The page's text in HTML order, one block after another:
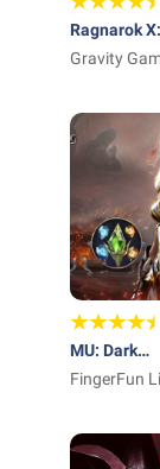
Ragnarok
Generation
Gravity
MU: Dark
Awakening
FingerFun